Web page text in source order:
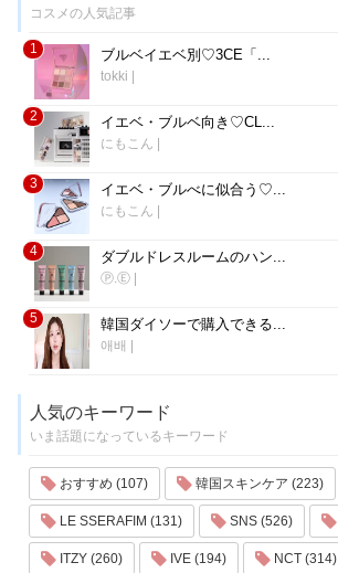
コスメの人気記事
1 ブルベイエベ別♡3CE「...
tokki
2 イエベ・ブルベ向き♡CL...
にもこん
3 イエベ・ブルべに似合う♡...
にもこん
4 ダブルドレスルームのハン...
Ⓟ.Ⓔ
5 韓国ダイソーで購入できる...
애배
人気のキーワード
いま話題になっているキーワード
おすすめ (107) 韓国スキンケア (223)
LE SSERAFIM (131) SNS (526)
ITZY (260) IVE (194) NCT (314)